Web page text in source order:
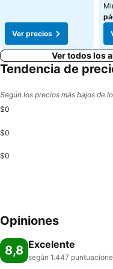
Ver precios
Ver todos los
Tendencia de
Según los precios más bajos de
$0
$0
$0
Opiniones
8,8 Excelente
según 1.447